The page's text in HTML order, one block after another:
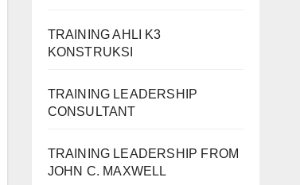
TRAINING AHLI K3
KONSTRUKSI
TRAINING LEADERSHIP
CONSULTANT
TRAINING LEADERSHIP FROM
JOHN C. MAXWELL